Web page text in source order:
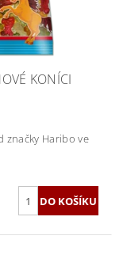
KONÍCI
značky Haribo ve